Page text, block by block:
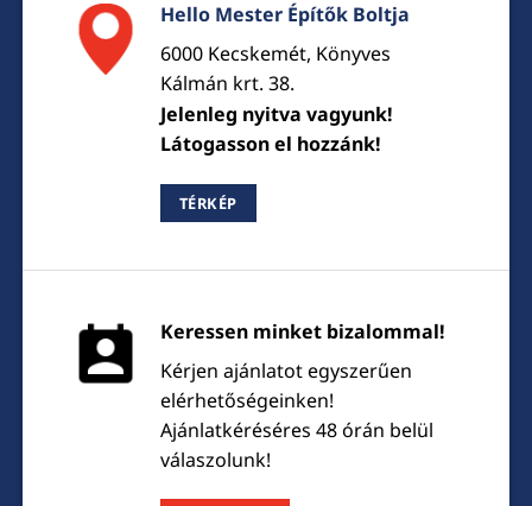
Hello Mester Építők Boltja
6000 Kecskemét, Könyves
Kálmán krt. 38.
Jelenleg nyitva vagyunk!
Látogasson el hozzánk!
TÉRKÉP
Keressen minket bizalommal!
Kérjen ajánlatot egyszerűen
elérhetőségeinken!
Ajánlatkéréséres 48 órán belül
válaszolunk!